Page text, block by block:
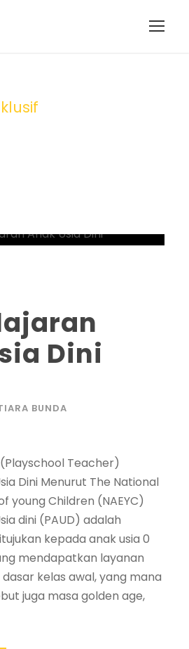
Dini
BUNDA
Teacher)
Dini Menurut The National
young Children (NAEYC)
dini (PAUD) adalah
kepada anak usia 0
mendapatkan layanan
dasar kelas awal, yang mana
juga masa golden age,